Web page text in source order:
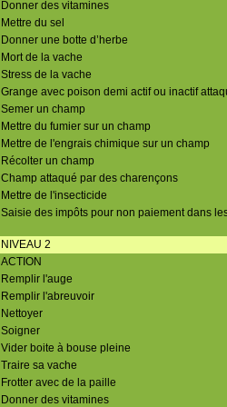
Donner des vitamines
Mettre du sel
Donner une botte d’herbe
Mort de la vache
Stress de la vache
Grange avec poison demi actif ou inactif
Semer un champ
Mettre du fumier sur un champ
Mettre de l'engrais chimique sur un champ
Récolter un champ
Champ attaqué par des charençons
Mettre de l'insecticide
Saisie des impôts pour non paiement dans
NIVEAU 2
ACTION
Remplir l'auge
Remplir l'abreuvoir
Nettoyer
Soigner
Vider boite à bouse pleine
Traire sa vache
Frotter avec de la paille
Donner des vitamines